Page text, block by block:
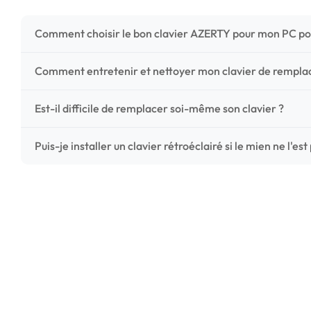
Comment choisir le bon clavier AZERTY pour mon PC
Pour ne pas vous tromper, vérifiez trois points critiques
Comment entretenir et nettoyer mon clavier de
Un entretien régulier prolonge la vie de vos touches.
Est-il difficile de remplacer soi-même son clavier ?
C'est une réparation accessible et très économique !
Puis-je installer un clavier rétroéclairé si le mien ne l'est